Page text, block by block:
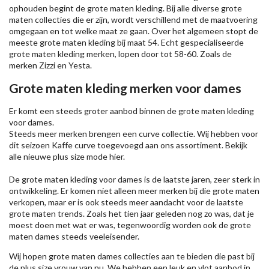
ophouden begint de grote maten kleding. Bij alle diverse grote
maten collecties die er zijn, wordt verschillend met de maatvoering
omgegaan en tot welke maat ze gaan. Over het algemeen stopt de
meeste grote maten kleding bij maat 54. Echt gespecialiseerde
grote maten kleding merken, lopen door tot 58-60. Zoals de
merken Zizzien Yesta.
Grote maten kleding merken voor dames
Er komt een steeds groter aanbod binnen de grote maten kleding
voor dames.
Steeds meer merken brengen een curve collectie. Wij hebben voor
dit seizoen Kaffecurve toegevoegd aan ons assortiment. Bekijk
alle nieuweplus size modehier.
De grote maten kleding voor dames is de laatste jaren, zeer sterk in
ontwikkeling. Er komen niet alleen meer merken bij die grote maten
verkopen, maar er is ook steeds meer aandacht voor de laatste
grote maten trends. Zoals het tien jaar geleden nog zo was, dat je
moest doen met wat er was, tegenwoordig worden ook de grote
maten dames steeds veeleisender.
Wij hopen grote maten dames collecties aan te bieden die past bij